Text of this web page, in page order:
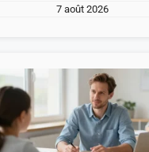
7 août 2026